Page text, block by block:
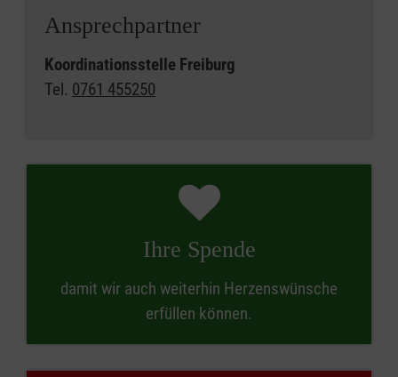
Ansprechpartner
Koordinationsstelle Freiburg
Tel. 0761 455250
Ihre Spende
damit wir auch weiterhin Herzenswünsche
erfüllen können.